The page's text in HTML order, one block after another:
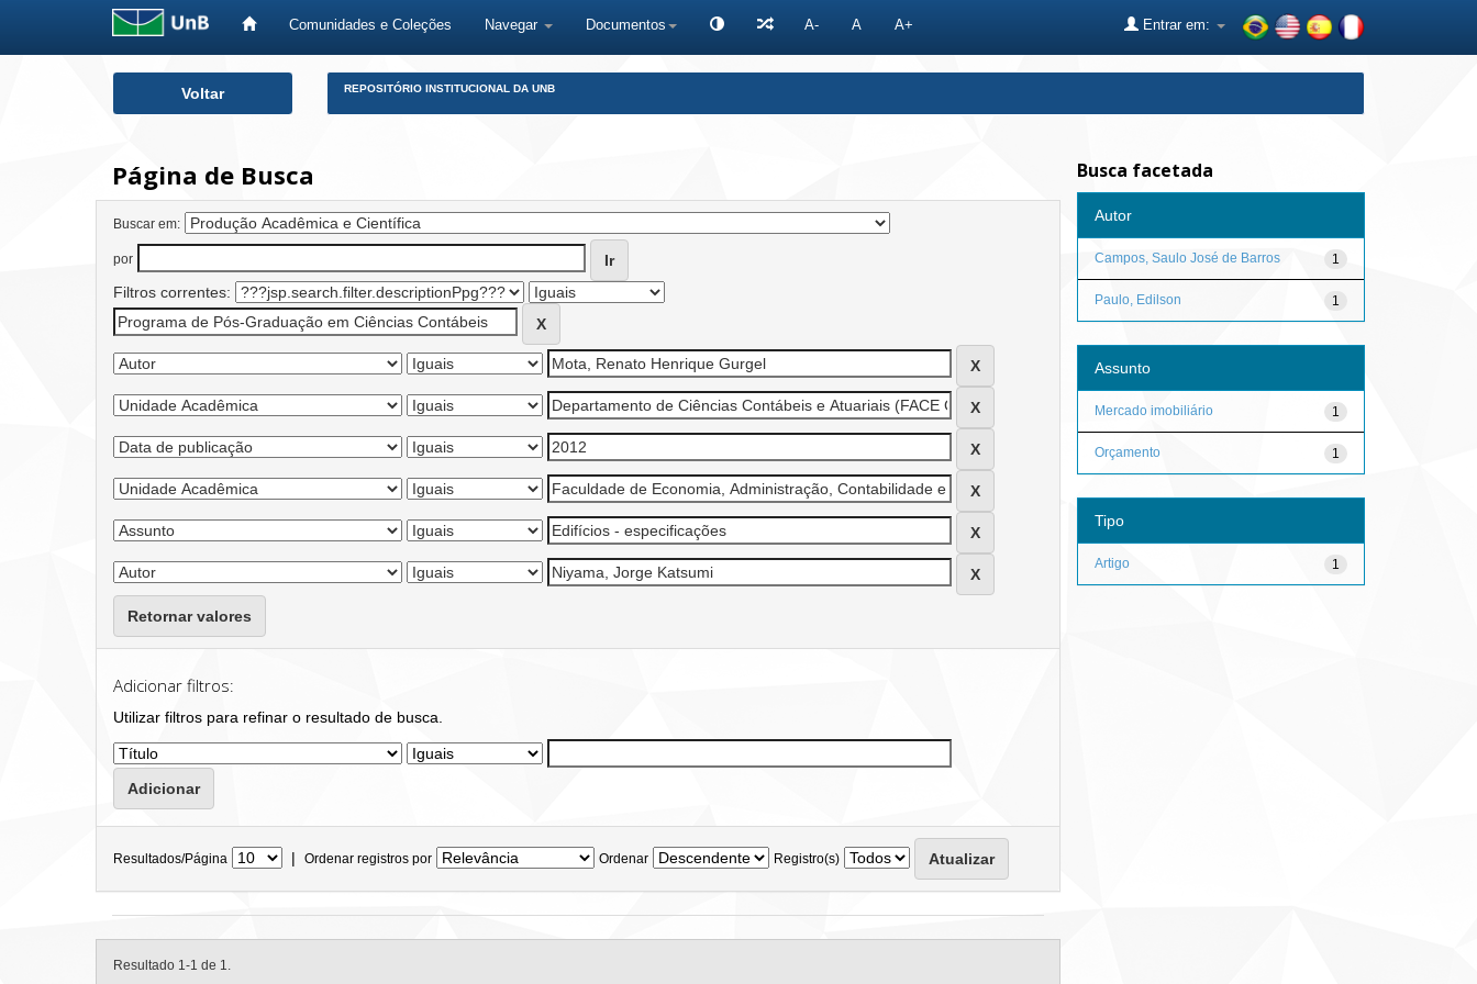
Comunidades e Coleções Navegar Documentos A- A A+ Entrar em:
Voltar REPOSITÓRIO INSTITUCIONAL DA UNB
Página de Busca
Buscar em:
por
Filtros correntes:
Retornar valores
Adicionar filtros:
Utilizar filtros para refinar o resultado de busca.
Resultados/Página | Ordenar registros por Ordenar Registro(s)
Resultado 1-1 de 1.
Busca facetada
Autor
1
Campos, Saulo José de Barros
1
Paulo, Edilson
Assunto
1
Mercado imobiliário
1
Orçamento
Tipo
1
Artigo